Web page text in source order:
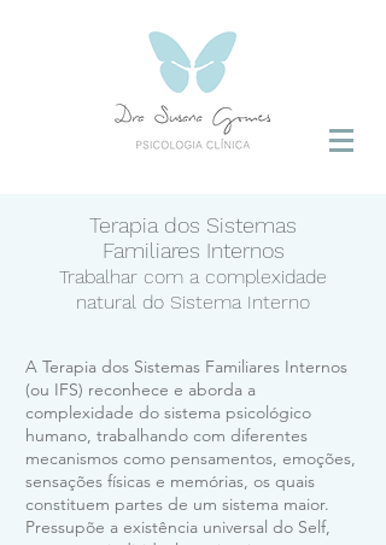
Terapia dos Sistemas
Familiares Internos
Trabalhar com a complexidade
natural do Sistema Interno
A Terapia dos Sistemas Familiares Internos
(ou IFS) reconhece e aborda a
complexidade do sistema psicológico
humano, trabalhando com diferentes
mecanismos como pensamentos, emoções,
sensações físicas e memórias, os quais
constituem partes de um sistema maior.
Pressupõe a existência universal do Self,